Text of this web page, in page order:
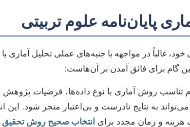
پایان‌نامه علوم تربیتی
غالباً در مواجهه با جنبه‌های عملی تحلیل آماری
گام برای فائق آمدن بر آن‌هاست:
تناسب روش آماری با نوع داده‌ها، فرضیات
به نتایج نادرست و بی‌اعتبار منجر شود. این
و زمان مجدد برای انتخاب صحیح روش تحقیق